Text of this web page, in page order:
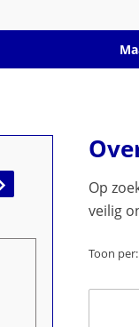
Op
veilig
Toon per: